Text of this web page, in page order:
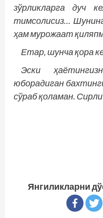
зўрликларга дуч
тимсолисиз…
ҳам мурожаат
Етар, шунча қора
Эски
юборадиган
сўраб қоламан.
Янгиликларни